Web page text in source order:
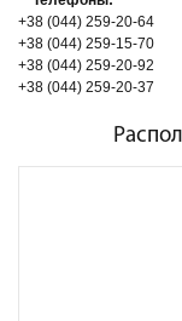
+38 (044) 259-20-64
+38 (044) 259-15-70
+38 (044) 259-20-92
+38 (044) 259-20-37